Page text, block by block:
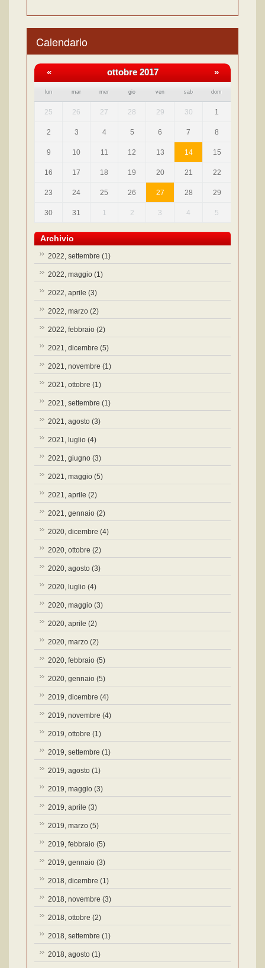
Calendario
« ottobre 2017 »
lun mar mer gio ven sab dom
25 26 27 28 29 30 1
2 3 4 5 6 7 8
9 10 11 12 13 14 15
16 17 18 19 20 21 22
23 24 25 26 27 28 29
30 31 1 2 3 4 5
Archivio
2022, settembre (1)
2022, maggio (1)
2022, aprile (3)
2022, marzo (2)
2022, febbraio (2)
2021, dicembre (5)
2021, novembre (1)
2021, ottobre (1)
2021, settembre (1)
2021, agosto (3)
2021, luglio (4)
2021, giugno (3)
2021, maggio (5)
2021, aprile (2)
2021, gennaio (2)
2020, dicembre (4)
2020, ottobre (2)
2020, agosto (3)
2020, luglio (4)
2020, maggio (3)
2020, aprile (2)
2020, marzo (2)
2020, febbraio (5)
2020, gennaio (5)
2019, dicembre (4)
2019, novembre (4)
2019, ottobre (1)
2019, settembre (1)
2019, agosto (1)
2019, maggio (3)
2019, aprile (3)
2019, marzo (5)
2019, febbraio (5)
2019, gennaio (3)
2018, dicembre (1)
2018, novembre (3)
2018, ottobre (2)
2018, settembre (1)
2018, agosto (1)